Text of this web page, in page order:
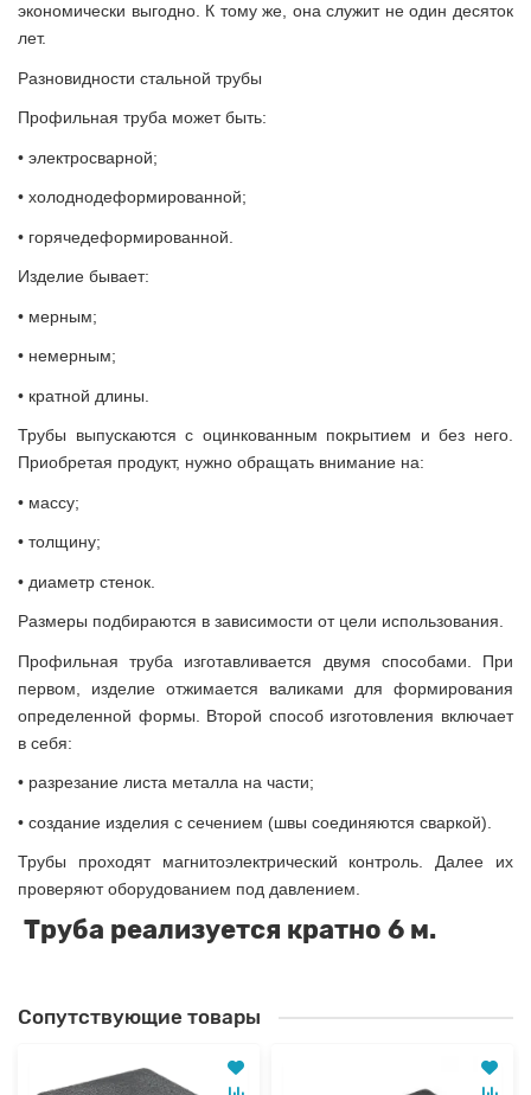
экономически выгодно. К тому же, она служит не один десяток
лет.
Разновидности стальной трубы
Профильная труба может быть:
• электросварной;
• холоднодеформированной;
• горячедеформированной.
Изделие бывает:
• мерным;
• немерным;
• кратной длины.
Трубы выпускаются с оцинкованным покрытием и без него.
Приобретая продукт, нужно обращать внимание на:
• массу;
• толщину;
• диаметр стенок.
Размеры подбираются в зависимости от цели использования.
Профильная труба изготавливается двумя способами. При
первом, изделие отжимается валиками для формирования
определенной формы. Второй способ изготовления включает
в себя:
• разрезание листа металла на части;
• создание изделия с сечением (швы соединяются сваркой).
Трубы проходят магнитоэлектрический контроль. Далее их
проверяют оборудованием под давлением.
Труба реализуется кратно 6 м.
Сопутствующие товары